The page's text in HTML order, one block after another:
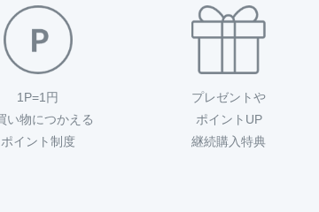
1P=1円
い物につかえる
ポイント制度
プレゼントや
ポイントUP
継続購入特典